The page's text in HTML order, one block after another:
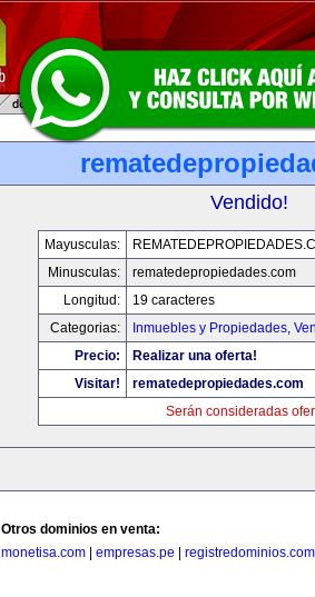
Vendido!
Mayusculas:
Minusculas:
rematedepropiedades.com
Longitud:
19 caracteres
Categorias:
Inmuebles y Propiedades,
Precio:
Realizar una oferta!
Visitar!
rematedepropiedades.com
Serán consideradas
Otros dominios en venta:
monetisa.com
empresas.pe registredominios.com